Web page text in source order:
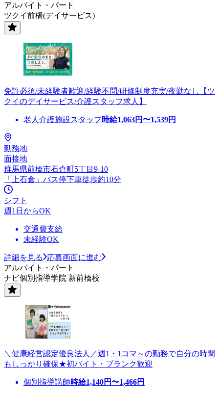
アルバイト・パート
ツクイ前橋(デイサービス)
免許必須/未経験者歓迎/経験不問/研修制度充実/夜勤なし【ツ
クイのデイサービス/介護スタッフ求人】
老人介護施設スタッフ 時給1,063円〜1,539円
勤務地
面接地
群馬県前橋市石倉町5丁目9-10
「上石倉」バス停下車徒歩約10分
シフト
週1日からOK
交通費支給
未経験OK
詳細を見る
応募画面に進む
アルバイト・パート
ナビ個別指導学院 新前橋校
＼健康経営認定優良法人／週1・1コマ～の勤務で自分の時間
もしっかり確保★初バイト・ブランク歓迎
個別指導講師時給1,140円〜1,466円